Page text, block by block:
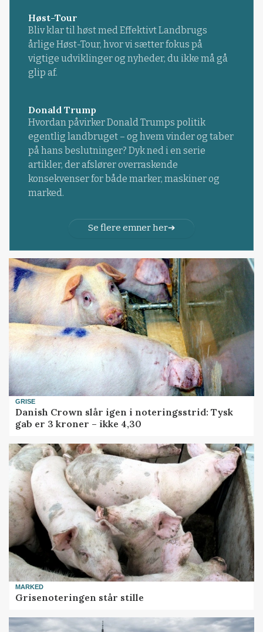
Høst-Tour
Bliv klar til høst med Effektivt Landbrugs
årlige Høst-Tour, hvor vi sætter fokus på
vigtige udviklinger og nyheder, du ikke må gå
glip af.
Donald Trump
Hvordan påvirker Donald Trumps politik
egentlig landbruget – og hvem vinder og taber
på hans beslutninger? Dyk ned i en serie
artikler, der afslører overraskende
konsekvenser for både marker, maskiner og
marked.
Se flere emner her
GRISE
Danish Crown slår igen i noteringsstrid: Tysk
gab er 3 kroner – ikke 4,30
MARKED
Grisenoteringen står stille